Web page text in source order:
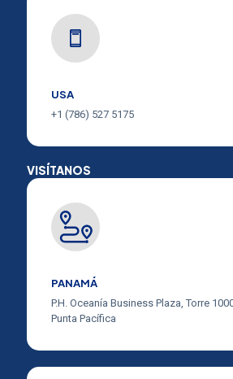
USA
+1 (786) 527 5175
VISÍTANOS
PANAMÁ
P.H. Oceanía Business Plaza, Torre
Punta Pacífica